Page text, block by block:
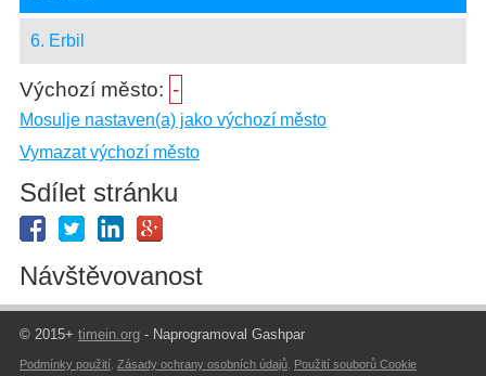
6. Erbil
Výchozí město: -
Mosulje nastaven(a) jako výchozí město
Vymazat výchozí město
Sdílet stránku
Návštěvovanost
© 2015+ timein.org- Naprogramoval Gashpar
Podmínky použití Zásady ochrany osobních údajů, Použití souborů Cookie